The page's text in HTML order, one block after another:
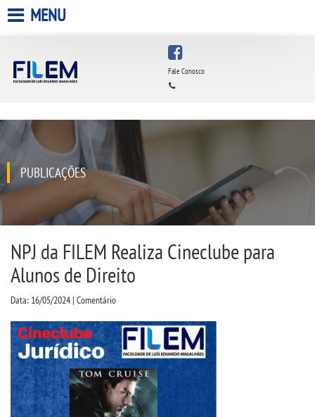
QUEM SOMOS
ESTÁGIOS
INFRAESTRUTURA
BIBLIOTECA
CPSA
PROUNI
MENU
Fale Conosco
PUBLICAÇÕES
NPJ da FILEM Realiza Cineclube para
Alunos de Direito
Data: 16/05/2024 | Comentário